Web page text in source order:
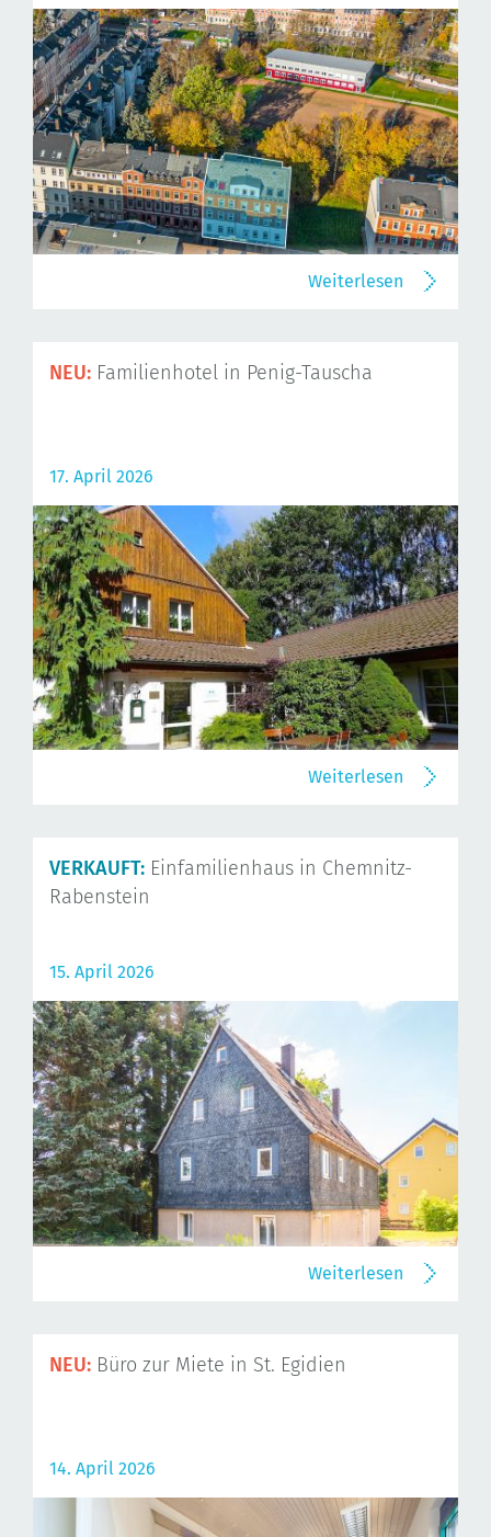
Weiterlesen
NEU: Familienhotel in Penig-Tauscha
17. April 2026
Weiterlesen
VERKAUFT: Einfamilienhaus in Chemnitz-
Rabenstein
15. April 2026
Weiterlesen
NEU: Büro zur Miete in St. Egidien
14. April 2026